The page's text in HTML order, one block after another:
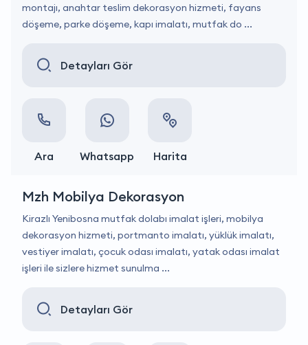
montajı, anahtar teslim dekorasyon hizmeti, fayans
döşeme, parke döşeme, kapı imalatı, mutfak do ...
Detayları Gör
Ara Whatsapp Harita
Mzh Mobilya Dekorasyon
Kirazlı Yenibosna mutfak dolabı imalat işleri, mobilya
dekorasyon hizmeti, portmanto imalatı, yüklük imalatı,
vestiyer imalatı, çocuk odası imalatı, yatak odası imalat
işleri ile sizlere hizmet sunulma ...
Detayları Gör